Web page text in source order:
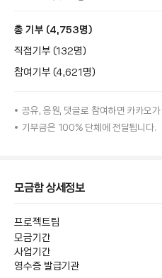
문
총 기부 (4,753명)
직접기부 (132명)
참여기부 (4,621명)
공유, 응원, 댓글로 참여하면 카카오가
기부금은 100% 단체에 전달됩니다.
모금함 상세정보
프로젝트팀
모금기간
사업기간
영수증 발급기관